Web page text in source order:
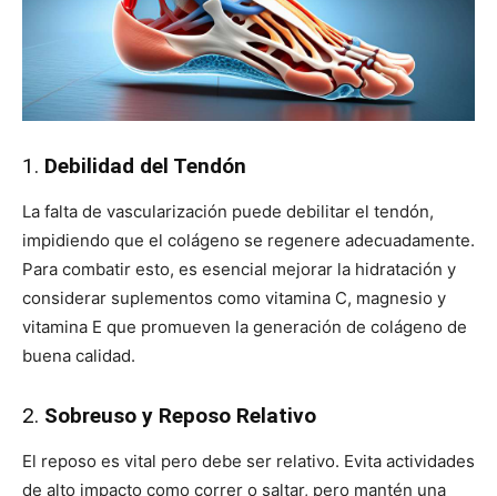
1. Debilidad del Tendón
La falta de vascularización puede debilitar el tendón,
impidiendo que el colágeno se regenere adecuadamente.
Para combatir esto, es esencial mejorar la hidratación y
considerar suplementos como vitamina C, magnesio y
vitamina E que promueven la generación de colágeno de
buena calidad.
2. Sobreuso y Reposo Relativo
El reposo es vital pero debe ser relativo. Evita actividades
de alto impacto como correr o saltar, pero mantén una